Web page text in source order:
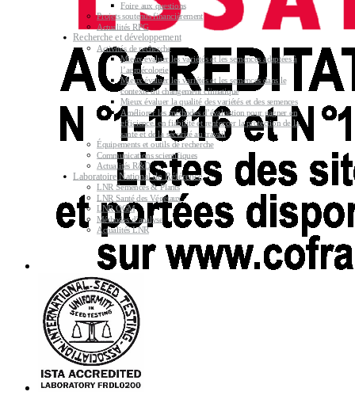
Foire aux questions
Projets soutenus financièrement
Actualités RPG
Recherche et développement
Activités de recherche
Mieux évaluer les variétés et les semences adaptées à
l’agroécologie
Mieux évaluer les variétés et les semences dans le
contexte du changement climatique
Mieux évaluer la qualité des variétés et des semences
Améliorer les méthodes d’évaluation pour gagner en
efficience, en fiabilité et renforcer la protection de la
santé et de la sécurité au travail
Équipements et outils de recherche
Communications scientifiques
Actualités R&D
Laboratoire National de Référence
LNR Semences & Plants
LNR Santé des Végétaux
LNR OGM
Méthodes d’analyse
Actualités LNR